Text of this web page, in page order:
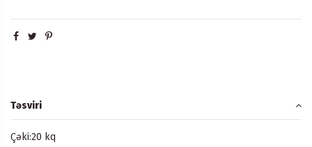
Təsviri
Çəki:20 kq